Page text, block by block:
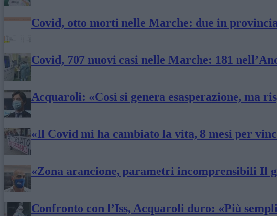
Covid, otto morti nelle Marche: due in
Covid, 707 nuovi casi nelle Marche: 181
Acquaroli: «Così si genera esasperazione, ma
«Il Covid mi ha cambiato la vita, 8 mesi per
«Zona arancione, parametri incomprensibili Il
Confronto con l’Iss, Acquaroli duro: «Più